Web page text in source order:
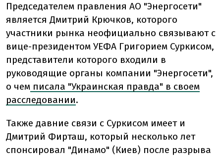
Председателем правления АО "Энергосети"
является Дмитрий Крючков, которого
участники рынка неофициально связывают с
вице-президентом УЕФА Григорием Суркисом,
представители которого входили в
руководящие органы компании "Энергосети",
о чем писала "Украинская правда" в своем
расследовании.
Также давние связи с Суркисом имеет и
Дмитрий Фирташ, который несколько лет
спонсировал "Динамо" (Киев) после разрыва